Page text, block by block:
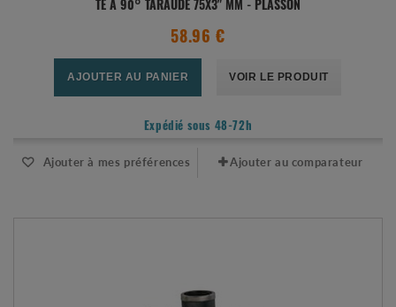
TÉ À 90° TARAUDÉ 75X3" MM - PLASSON
58.96 €
AJOUTER AU PANIER VOIR LE PRODUIT
Expédié sous 48-72h
Ajouter à mes préférences Ajouter au comparateur